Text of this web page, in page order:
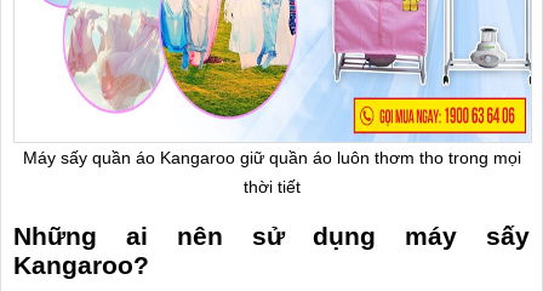
Máy sấy quần áo Kangaroo giữ quần áo luôn thơm tho trong mọi
thời tiết
Những ai nên sử dụng máy sấy
Kangaroo?